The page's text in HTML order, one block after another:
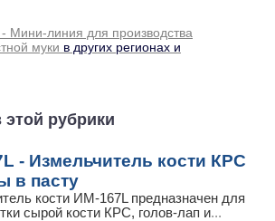
Мини-линия для производства
муки в других регионах и
рубрики
- Измельчитель кости КРС
в пасту
кости ИМ-167L предназначен для
сырой кости КРС, голов-лап и...